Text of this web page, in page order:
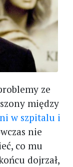
ze
między
w szpitalu i
nie
co mu
dojrzał,